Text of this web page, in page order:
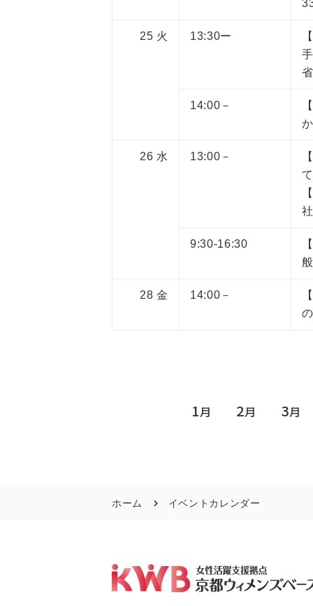
25 火 13:30ー
14:00－
26 水 13:00－
9:30-16:30
28金 14:00－
1月 2月 3月
ホーム イベントカレンダー